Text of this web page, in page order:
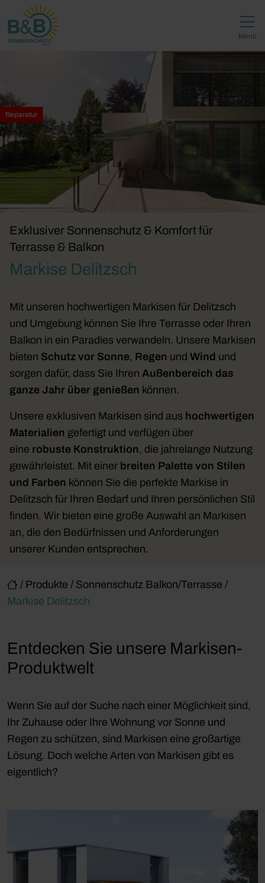
zur Top-Navigation
zur Hauptnavigation
Inhalt springen
zum Footer
Hauptnavigation Menü
/ Produkte / Sonnenschutz Balkon/Terrasse /
Markise Delitzsch
Exklusiver Sonnenschutz & Komfort für
Terrasse & Balkon
Markise Delitzsch
Mit unseren hochwertigen Markisen für Delitzsch
und Umgebung können Sie Ihre Terrasse oder Ihren
Balkon in ein Paradies verwandeln. Unsere Markisen
bieten Schutz vor Sonne, Regen und Wind und
sorgen dafür, dass Sie Ihren Außenbereich das
ganze Jahr über genießen können.
Unsere exklusiven Markisen sind aus hochwertigen
Materialien gefertigt und verfügen über
eine robuste Konstruktion, die jahrelange Nutzung
gewährleistet. Mit einer breiten Palette von Stilen
und Farben können Sie die perfekte Markise in
Delitzsch für Ihren Bedarf und Ihren persönlichen Stil
finden. Wir bieten eine große Auswahl an Markisen
an, die den Bedürfnissen und Anforderungen
unserer Kunden entsprechen.
Entdecken Sie unsere Markisen-
Produktwelt
Wenn Sie auf der Suche nach einer Möglichkeit sind,
Ihr Zuhause oder Ihre Wohnung vor Sonne und
Regen zu schützen, sind Markisen eine großartige
Lösung. Doch welche Arten von Markisen gibt es
eigentlich?
Reparatur